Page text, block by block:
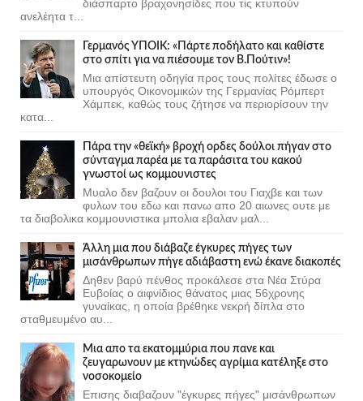
διάσπαρτο βραχονησίδες που τις κτυπούν
ανελέητα τ...
Γερμανός ΥΠΟΙΚ: «Πάρτε ποδήλατο και καθίστε
στο σπίτι για να πιέσουμε τον Β.Πούτιν»!
Μια απίστευτη οδηγία προς τους πολίτες έδωσε ο
υπουργός Οικονομικών της Γερμανίας Ρόμπερτ
Χάμπεκ, καθώς τους ζήτησε να περιορίσουν την
κατα...
Πάρα την «θεϊκή» βροχή ορδες δούλοι πήγαν στο
σύνταγμα παρέα με τα παράσιτα του κακού
γνωστοί ως κομμουνιστες
Μυαλο δεν βαζουν οι δουλοι του Γιαχβε και των
φυλων του εδω και πανω απο 20 αιωνες ουτε με
τα διαβολικα κομμουνιστικα μπολια εβαλαν μαλ...
Άλλη μια που διάβαζε έγκυρες πήγες των
μισάνθρωπων πήγε αδιάβαστη ενώ έκανε διακοπές
Δηθεν βαρύ πένθος προκάλεσε στα Νέα Στύρα
Ευβοίας ο αιφνίδιος θάνατος μιας 56χρονης
γυναίκας, η οποία βρέθηκε νεκρή δίπλα στο
σταθμευμένο αυ...
Μια απο τα εκατομμύρια που πανε και
ζευγαρωνουν με κτηνώδες αγρίμια κατέληξε στο
νοσοκομείο
Επισης διαβαζουν "έγκυρες πήγες" μισάνθρωπων